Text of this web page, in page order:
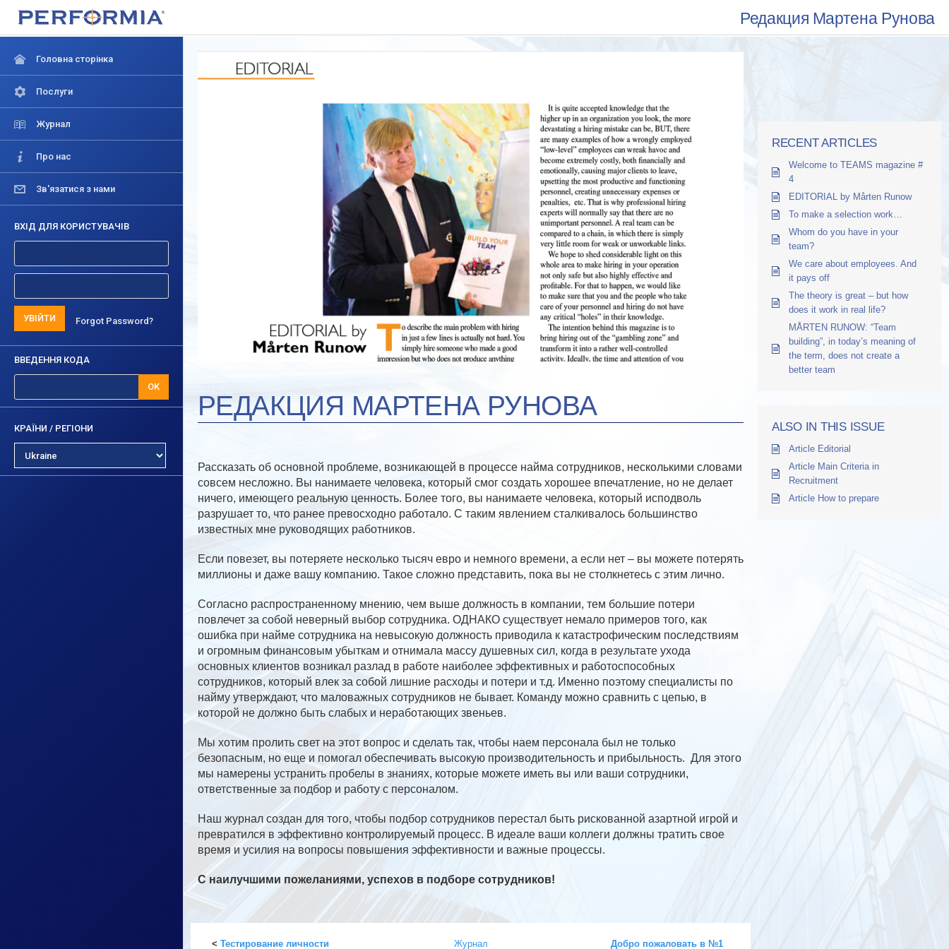
Редакция Мартена Рунова
Головна сторінка
Послуги
Журнал
Про нас
Зв'язатися з нами
ВХІД ДЛЯ КОРИСТУВАЧІВ
УВІЙТИ Forgot Password?
ВВЕДЕННЯ КОДА
OK
КРАЇНИ / РЕГІОНИ
РЕДАКЦИЯ МАРТЕНА РУНОВА
Рассказать об основной проблеме, возникающей в процессе найма сотрудников, несколькими словами
совсем несложно. Вы нанимаете человека, который смог создать хорошее впечатление, но не делает
ничего, имеющего реальную ценность. Более того, вы нанимаете человека, который исподволь
разрушает то, что ранее превосходно работало. С таким явлением сталкивалось большинство
известных мне руководящих работников.
Если повезет, вы потеряете несколько тысяч евро и немного времени, а если нет – вы можете потерять
миллионы и даже вашу компанию. Такое сложно представить, пока вы не столкнетесь с этим лично.
Согласно распространенному мнению, чем выше должность в компании, тем большие потери
повлечет за собой неверный выбор сотрудника. ОДНАКО существует немало примеров того, как
ошибка при найме сотрудника на невысокую должность приводила к катастрофическим последствиям
и огромным финансовым убыткам и отнимала массу душевных сил, когда в результате ухода
основных клиентов возникал разлад в работе наиболее эффективных и работоспособных
сотрудников, который влек за собой лишние расходы и потери и т.д. Именно поэтому специалисты по
найму утверждают, что маловажных сотрудников не бывает. Команду можно сравнить с цепью, в
которой не должно быть слабых и неработающих звеньев.
Мы хотим пролить свет на этот вопрос и сделать так, чтобы наем персонала был не только
безопасным, но еще и помогал обеспечивать высокую производительность и прибыльность. Для этого
мы намерены устранить пробелы в знаниях, которые можете иметь вы или ваши сотрудники,
ответственные за подбор и работу с персоналом.
Наш журнал создан для того, чтобы подбор сотрудников перестал быть рискованной азартной игрой и
превратился в эффективно контролируемый процесс. В идеале ваши коллеги должны тратить свое
время и усилия на вопросы повышения эффективности и важные процессы.
С наилучшими пожеланиями, успехов в подборе сотрудников!
< Тестирование личности Журнал Добро пожаловать в №1
RECENT ARTICLES
Welcome to TEAMS magazine #
4
EDITORIAL by Mårten Runow
To make a selection work…
Whom do you have in your
team?
We care about employees. And
it pays off
The theory is great – but how
does it work in real life?
MÅRTEN RUNOW: “Team
building”, in today’s meaning of
the term, does not create a
better team
ALSO IN THIS ISSUE
Article Editorial
Article Main Criteria in
Recruitment
Article How to prepare